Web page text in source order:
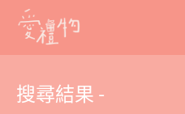
Skip
搜尋結果 -